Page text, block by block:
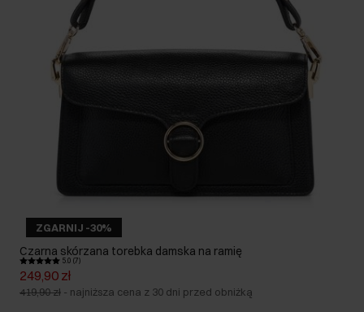
ZGARNIJ -30%
Czarna skórzana torebka damska na ramię
5.0 (7)
249,90 zł
419,90 zł - najniższa cena z 30 dni przed obniżką